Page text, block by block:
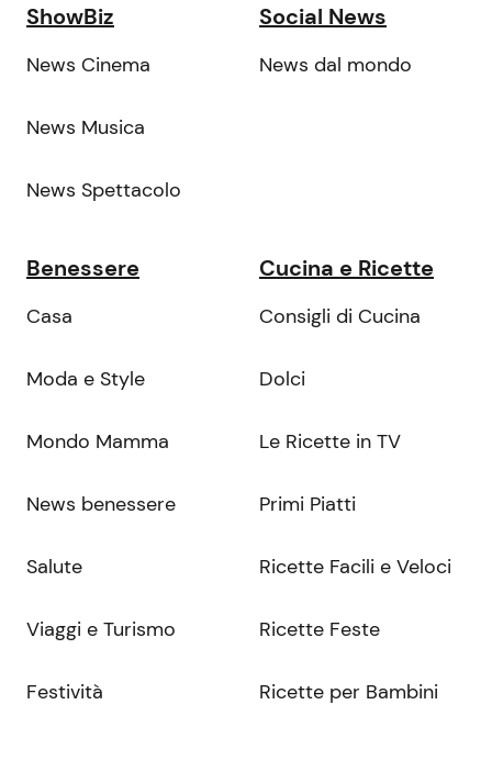
ShowBiz
News Cinema
News Musica
News Spettacolo
Social News
News dal mondo
Benessere
Casa
Moda e Style
Mondo Mamma
News benessere
Salute
Viaggi e Turismo
Festività
Cucina e Ricette
Consigli di Cucina
Dolci
Le Ricette in TV
Primi Piatti
Ricette Facili e Veloci
Ricette Feste
Ricette per Bambini